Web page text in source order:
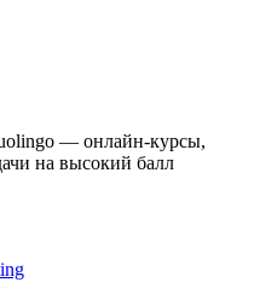
— онлайн-курсы,
на высокий балл